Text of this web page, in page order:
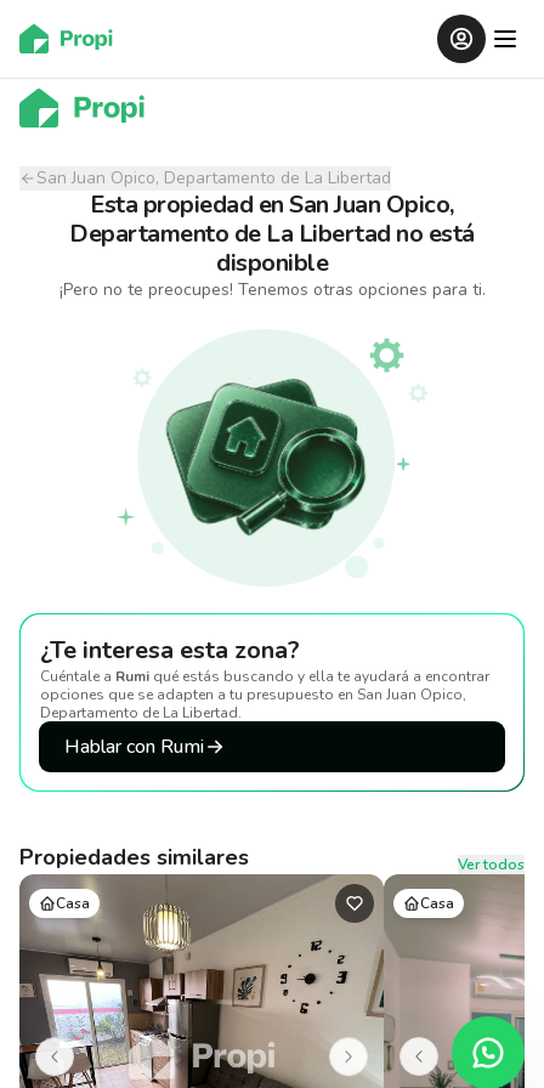
San Juan Opico, Departamento de La Libertad
Esta propiedad enSan Juan Opico,
Departamento de La Libertad no está
disponible
¡Pero no te preocupes! Tenemos otras opciones para ti.
¿Te interesa esta zona?
Cuéntale a Rumi qué estás buscando y ella te ayudará a encontrar
opciones que se adapten a tu presupuesto en San Juan Opico,
Departamento de La Libertad.
Hablar con Rumi
Propiedades similares
Ver todos
Casa
Casa